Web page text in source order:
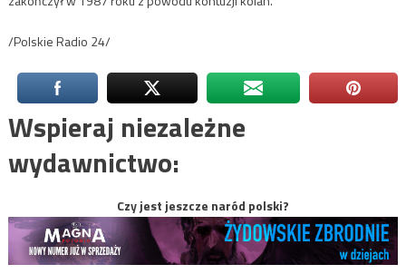
/Polskie Radio 24/
Wspieraj niezależne
wydawnictwo:
Czy jest jeszcze naród polski?